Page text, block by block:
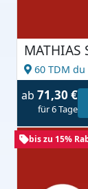
MATHIAS
60 TDM du
ab 71,30 €
für 6 Tage
bis zu 15%